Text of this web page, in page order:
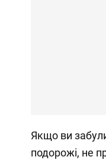
Якщо ви
подорожі, не